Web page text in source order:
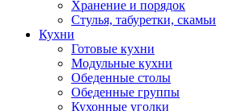
Хранение и порядок
Стулья, табуретки, скамьи
Кухни
Готовые кухни
Модульные кухни
Обеденные столы
Обеденные группы
Кухонные уголки